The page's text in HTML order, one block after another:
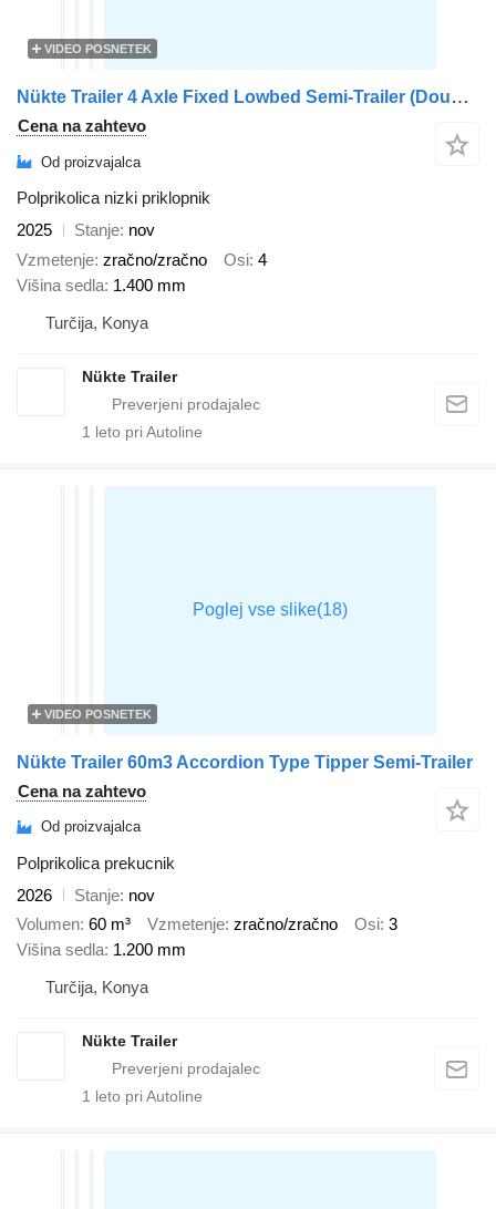
VIDEO POSNETEK
Nükte Trailer 4 Axle Fixed Lowbed Semi-Trailer (Double Ramp)
Cena na zahtevo
Od proizvajalca
Polprikolica nizki priklopnik
2025
Stanje nov
Vzmetenje zračno/zračno Osi 4
Višina sedla 1.400 mm
Turčija, Konya
Nükte Trailer
1 leto pri Autoline
VIDEO POSNETEK
Nükte Trailer 60m3 Accordion Type Tipper Semi-Trailer
Cena na zahtevo
Od proizvajalca
Polprikolica prekucnik
2026
Stanje nov
Volumen 60 m³ Vzmetenje zračno/zračno Osi 3
Višina sedla 1.200 mm
Turčija, Konya
Nükte Trailer
1 leto pri Autoline